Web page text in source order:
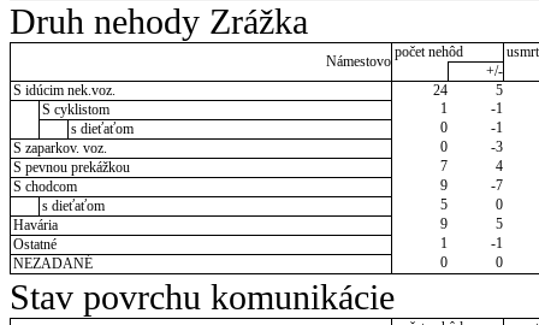
Druh nehody Zrážka
Námestovo
počet nehôd
+/-
S idúcim nek.voz.
24
5
S cyklistom
1
-1
s dieťaťom
0
-1
S zaparkov. voz.
0
-3
S pevnou prekážkou
7
4
S chodcom
9
-7
s dieťaťom
5
0
Havária
9
5
Ostatné
1
-1
NEZADANÉ
0 0
Stav povrchu komunikácie